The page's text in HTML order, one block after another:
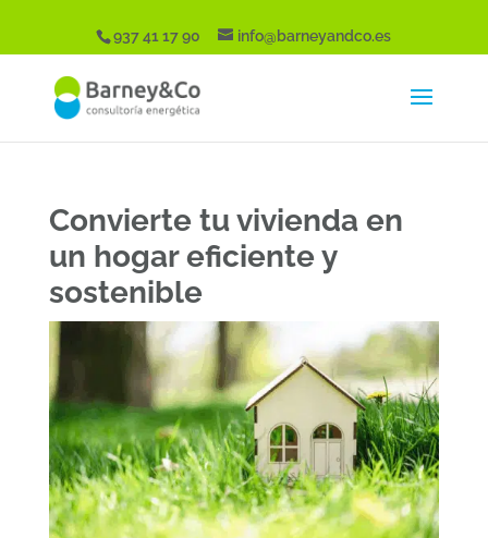
937 41 17 90 info@barneyandco.es
Convierte tu vivienda en
un hogar eficiente y
sostenible